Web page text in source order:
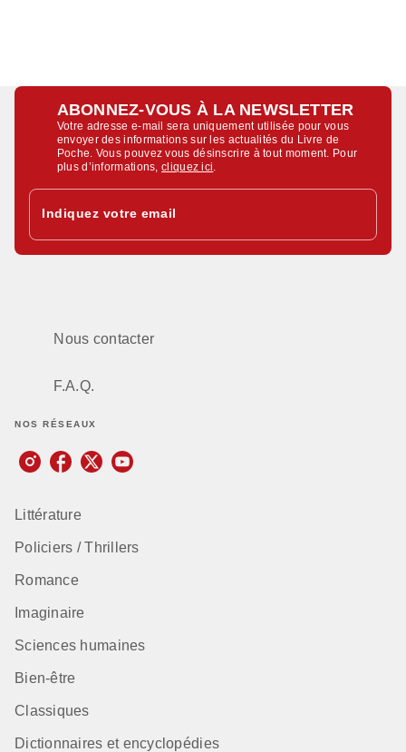
ABONNEZ-VOUS À LA NEWSLETTER
Votre adresse e-mail sera uniquement utilisée pour vous
envoyer des informations sur les actualités du Livre de
Poche. Vous pouvez vous désinscrire à tout moment. Pour
plus d’informations,cliquez ici
Indiquez votre email
Nous contacter
F.A.Q.
NOS RÉSEAUX
Littérature
Policiers / Thrillers
Romance
Imaginaire
Sciences humaines
Bien-être
Classiques
Dictionnaires et encyclopédies